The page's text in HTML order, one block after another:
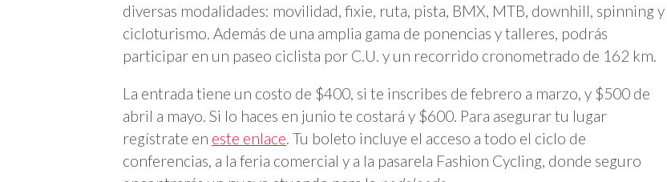
diversas modalidades: movilidad, fixie, ruta, pista, BMX, MTB, downhill, spinning y
cicloturismo. Además de una amplia gama de ponencias y talleres, podrás
participar en un paseo ciclista por C.U. y un recorrido cronometrado de 162 km.
La entrada tiene un costo de $400, si te inscribes de febrero a marzo, y $500 de
abril a mayo. Si lo haces en junio te costará y $600. Para asegurar tu lugar
regístrate en este enlace. Tu boleto incluye el acceso a todo el ciclo de
conferencias, a la feria comercial y a la pasarela Fashion Cycling, donde seguro